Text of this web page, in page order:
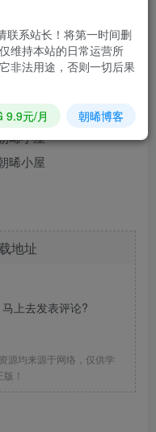
地址
上去发表评论?
源均来源于网络，仅供学
！
联系站长！将第一时间删
维持本站的日常运营所
非法用途，否则一切后果
9.9元/月 朝晞博客